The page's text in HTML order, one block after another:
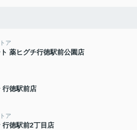
ア
薬ヒグチ行徳駅前公園店
行徳駅前店
ア
行徳駅前2丁目店